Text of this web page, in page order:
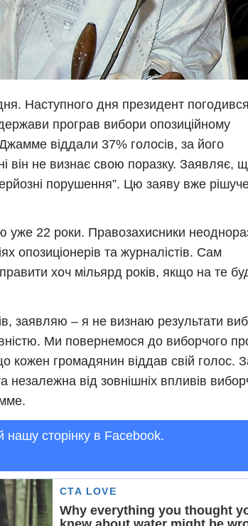
Наступного дня президент
програв вибори опозиційному
віддали 37% голосів, за його
він не визнає свою поразку. Заявляє,
порушення”. Цю заяву вже
уже 22 роки. Правозахисники
опозиціонерів та журналістів. Сам
хоч мільярд років, якщо на те
заявляю – я не визнаю результати
Ми повернемося до виборчого
кожен громадянин віддав свій голос.
від зовнішніх впливів
нашу сторінку в Facebook.